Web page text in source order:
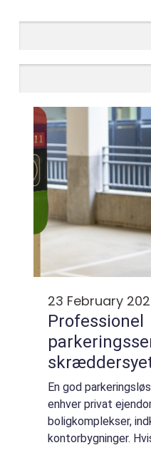
23 February
Professionel
En god
enhver privat
boligkomplekser,
kontorbygninger.